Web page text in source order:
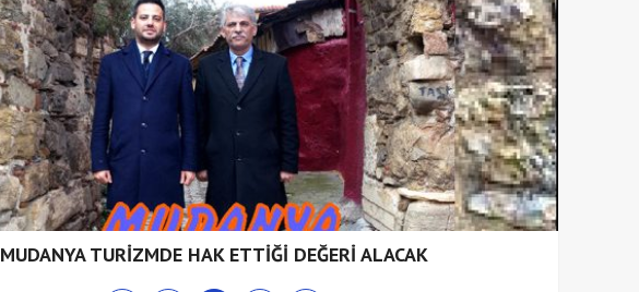
MUDANYA TURİZMDE HAK ETTİĞİ DEĞERİ ALACAK